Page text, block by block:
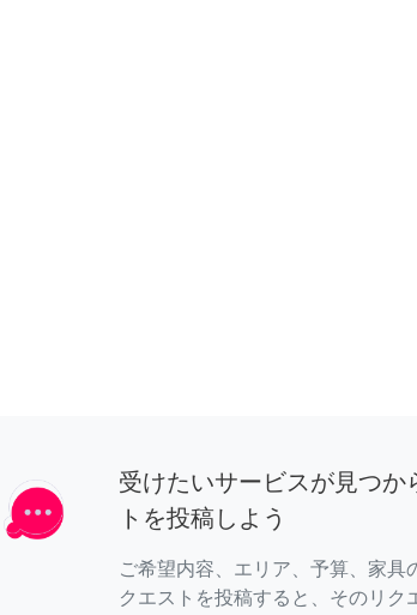
受けたいサービスが見つか
トを投稿しよう
ご希望内容、エリア、予算、家具
クエストを投稿すると、そのリク